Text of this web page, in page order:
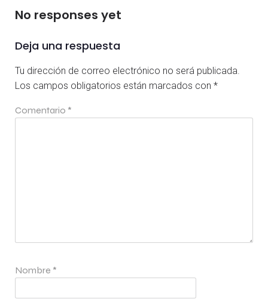
No responses yet
Deja una respuesta
Tu dirección de correo electrónico no será publicada.
Los campos obligatorios están marcados con *
Comentario *
Nombre *